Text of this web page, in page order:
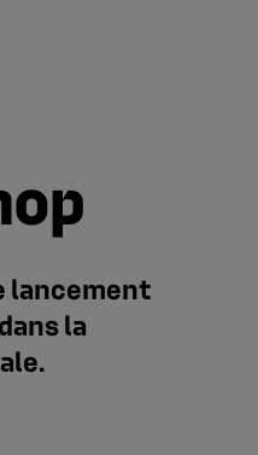
lancement
la